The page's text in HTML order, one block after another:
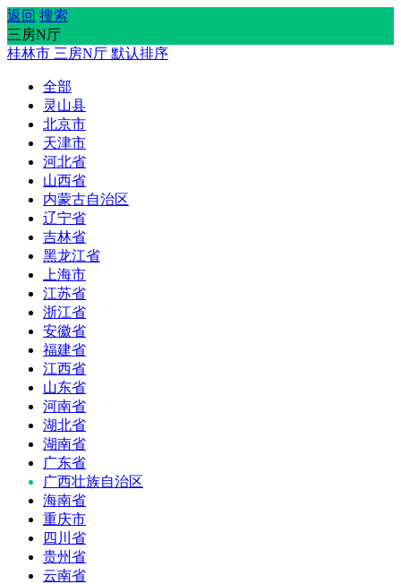
返回 搜索
三房N厅
桂林市 三房N厅 默认排序
全部
灵山县
北京市
天津市
河北省
山西省
内蒙古自治区
辽宁省
吉林省
黑龙江省
上海市
江苏省
浙江省
安徽省
福建省
江西省
山东省
河南省
湖北省
湖南省
广东省
广西壮族自治区
海南省
重庆市
四川省
贵州省
云南省